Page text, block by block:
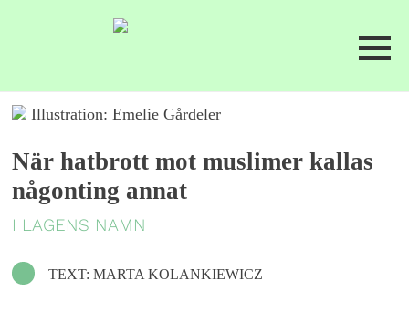
Illustration: Emelie Gårdeler
När hatbrott mot muslimer kallas
någonting annat
I LAGENS NAMN
TEXT: MARTA KOLANKIEWICZ